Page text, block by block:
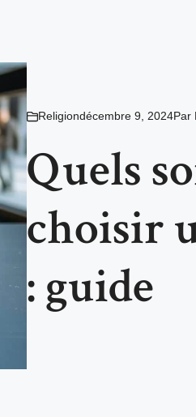
Religiondécembre 9, 2024Par
Quels
choisir
: guide